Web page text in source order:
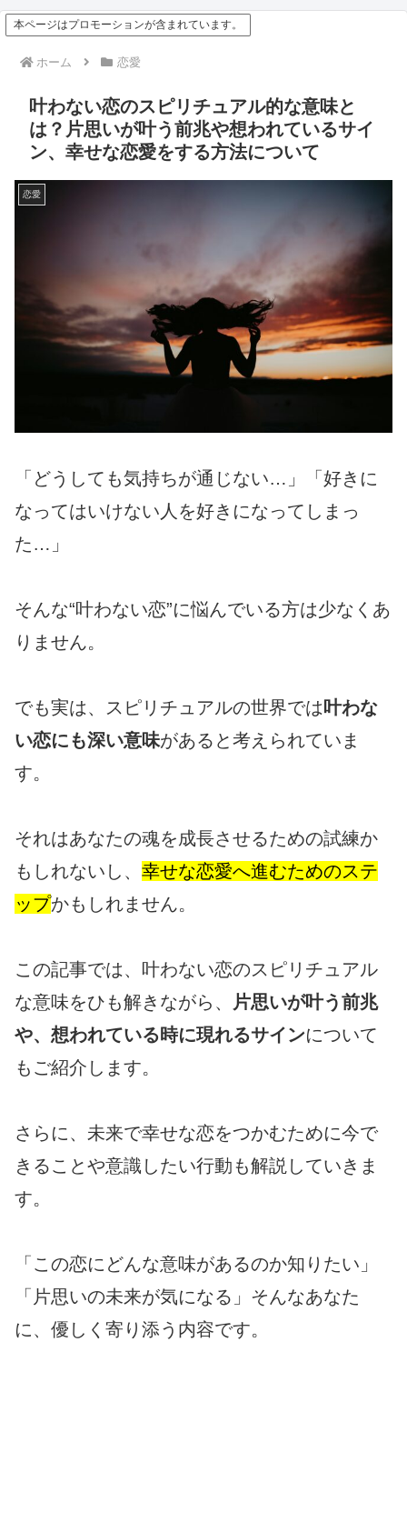
本ページはプロモーションが含まれています。
ホーム 恋愛
叶わない恋のスピリチュアル的な意味と
は？片思いが叶う前兆や想われているサイ
ン、幸せな恋愛をする方法について
恋愛
「どうしても気持ちが通じない…」「好きに
なってはいけない人を好きになってしまっ
た…」
そんな“叶わない恋”に悩んでいる方は少なくあ
りません。
でも実は、スピリチュアルの世界では叶わな
い恋にも深い意味があると考えられていま
す。
それはあなたの魂を成長させるための試練か
もしれないし、 幸せな恋愛へ進むためのステ
ップかもしれません。
この記事では、叶わない恋のスピリチュアル
な意味をひも解きながら、
片思いが叶う前兆
や、想われている時に現れるサインについて
もご紹介します。
さらに、未来で幸せな恋をつかむために今で
きることや意識したい行動も解説していきま
す。
「この恋にどんな意味があるのか知りたい」
「片思いの未来が気になる」そんなあなた
に、優しく寄り添う内容です。